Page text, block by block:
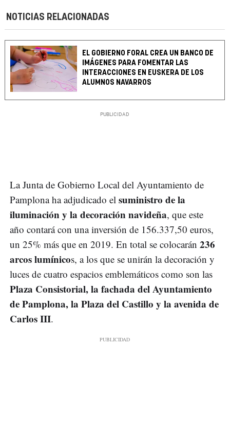
NOTICIAS RELACIONADAS
EL GOBIERNO FORAL CREA UN BANCO DE
IMÁGENES PARA FOMENTAR LAS
INTERACCIONES EN EUSKERA DE LOS
ALUMNOS NAVARROS
La Junta de Gobierno Local del Ayuntamiento de
Pamplona ha adjudicado el suministro de la
iluminación y la decoración navideña, que este
año contará con una inversión de 156.337,50 euros,
un 25% más que en 2019. En total se colocarán 236
arcos lumínicos, a los que se unirán la decoración y
luces de cuatro espacios emblemáticos como son las
Plaza Consistorial, la fachada del Ayuntamiento
de Pamplona, la Plaza del Castillo y la avenida de
Carlos III.